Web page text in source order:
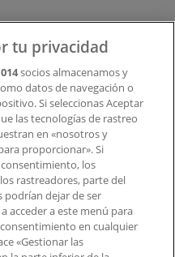
mapa
en la web o en la
tu privacidad
socios almacenamos y
datos de navegación o
Si seleccionas Aceptar
las tecnologías de rastreo
en «nosotros y
proporcionar». Si
los
rastreadores, parte del
podrían dejar de ser
acceder a este menú para
en cualquier
«Gestionar las